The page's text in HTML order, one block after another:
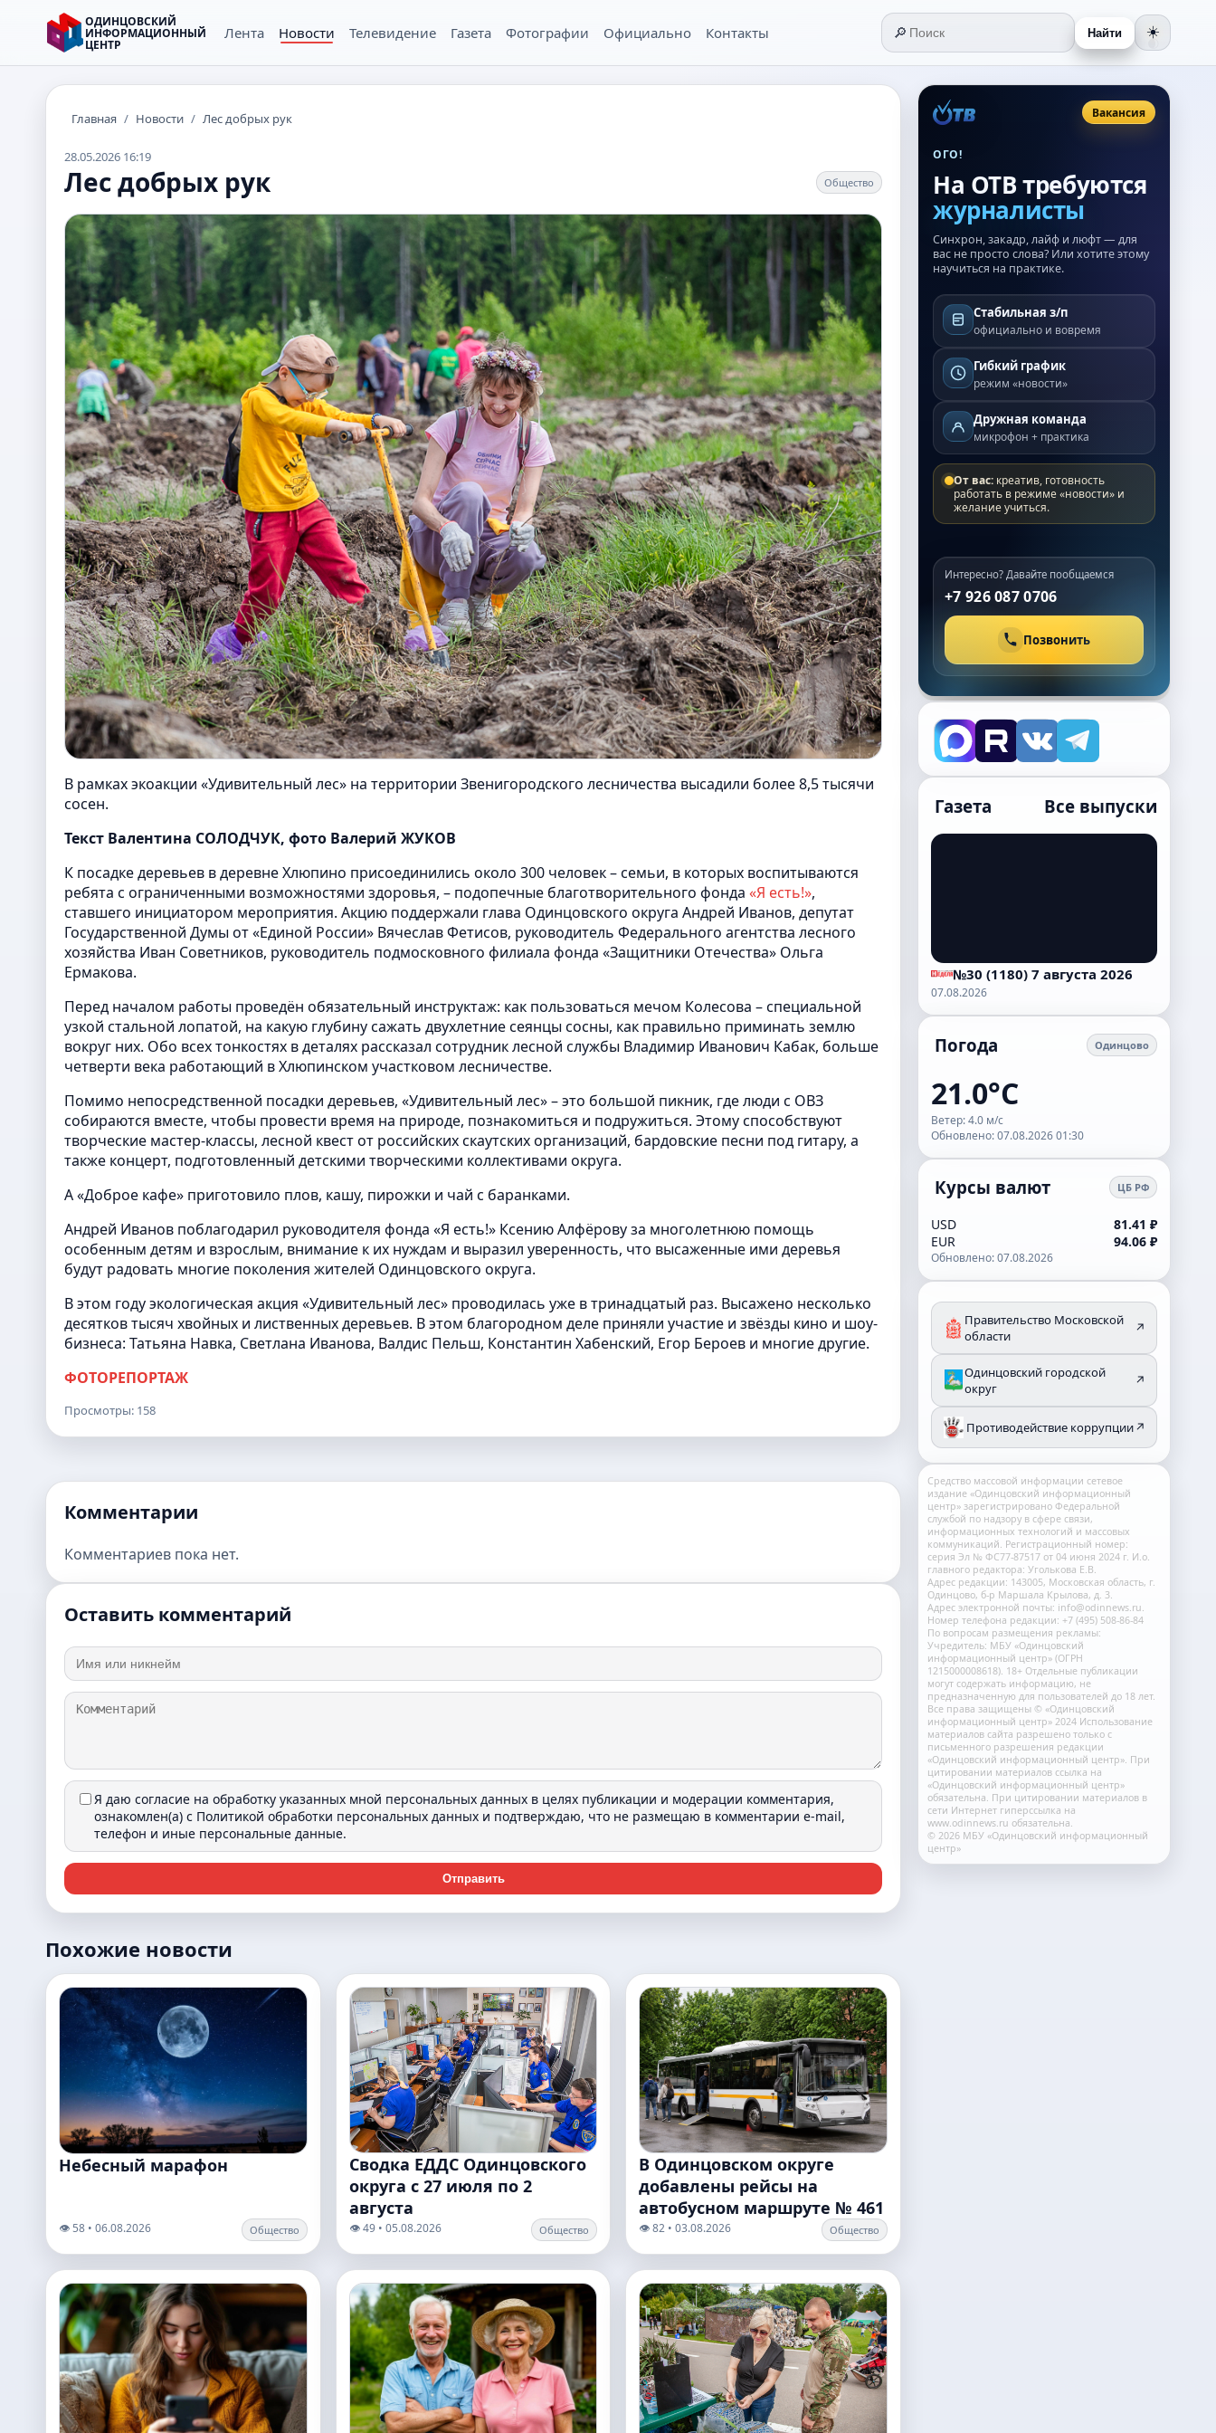
ОДИНЦОВСКИЙ
ИНФОРМАЦИОННЫЙ
ЦЕНТР
Лента Новости Телевидение Газета Фотографии Официально Контакты 🔎 Найти ☀️
Главная / Новости / Лес добрых рук
28.05.2026 16:19
Лес добрых рук Общество
В рамках экоакции «Удивительный лес» на территории Звенигородского лесничества высадили более 8,5 тысячи
сосен.
Текст Валентина СОЛОДЧУК, фото Валерий ЖУКОВ
К посадке деревьев в деревне Хлюпино присоединились около 300 человек – семьи, в которых воспитываются
ребята с ограниченными возможностями здоровья, – подопечные благотворительного фонда «Я есть!»,
ставшего инициатором мероприятия. Акцию поддержали глава Одинцовского округа Андрей Иванов, депутат
Государственной Думы от «Единой России» Вячеслав Фетисов, руководитель Федерального агентства лесного
хозяйства Иван Советников, руководитель подмосковного филиала фонда «Защитники Отечества» Ольга
Ермакова.
Перед началом работы проведён обязательный инструктаж: как пользоваться мечом Колесова – специальной
узкой стальной лопатой, на какую глубину сажать двухлетние сеянцы сосны, как правильно приминать землю
вокруг них. Обо всех тонкостях в деталях рассказал сотрудник лесной службы Владимир Иванович Кабак, больше
четверти века работающий в Хлюпинском участковом лесничестве.
Помимо непосредственной посадки деревьев, «Удивительный лес» – это большой пикник, где люди с ОВЗ
собираются вместе, чтобы провести время на природе, познакомиться и подружиться. Этому способствуют
творческие мастер-классы, лесной квест от российских скаутских организаций, бардовские песни под гитару, а
также концерт, подготовленный детскими творческими коллективами округа.
А «Доброе кафе» приготовило плов, кашу, пирожки и чай с баранками.
Андрей Иванов поблагодарил руководителя фонда «Я есть!» Ксению Алфёрову за многолетнюю помощь
особенным детям и взрослым, внимание к их нуждам и выразил уверенность, что высаженные ими деревья
будут радовать многие поколения жителей Одинцовского округа.
В этом году экологическая акция «Удивительный лес» проводилась уже в тринадцатый раз. Высажено несколько
десятков тысяч хвойных и лиственных деревьев. В этом благородном деле приняли участие и звёзды кино и шоу-
бизнеса: Татьяна Навка, Светлана Иванова, Валдис Пельш, Константин Хабенский, Егор Бероев и многие другие.
ФОТОРЕПОРТАЖ
Просмотры: 158
Комментарии
Комментариев пока нет.
Оставить комментарий
Я даю согласие на обработку указанных мной персональных данных в целях публикации и модерации комментария,
ознакомлен(а) с Политикой обработки персональных данных и подтверждаю, что не размещаю в комментарии e-mail,
телефон и иные персональные данные.
Отправить
Похожие новости
Небесный марафон
👁️ 58 • 06.08.2026 Общество
Сводка ЕДДС Одинцовского
округа с 27 июля по 2
августа
👁️ 49 • 05.08.2026 Общество
В Одинцовском округе
добавлены рейсы на
автобусном маршруте № 461
👁️ 82 • 03.08.2026 Общество
Вакансия
ОГО!
На ОТВ требуются
журналисты
Синхрон, закадр, лайф и люфт — для
вас не просто слова? Или хотите этому
научиться на практике.
Стабильная з/п
официально и вовремя
Гибкий график
режим «новости»
Дружная команда
микрофон + практика
От вас: креатив, готовность
работать в режиме «новости» и
желание учиться.
Интересно? Давайте пообщаемся
+7 926 087 0706
Позвонить
Газета Все выпуски
№30 (1180) 7 августа 2026
07.08.2026
Погода Одинцово
21.0°C
Ветер: 4.0 м/с
Обновлено: 07.08.2026 01:30
Курсы валют ЦБ РФ
USD
81.41 ₽
EUR
94.06 ₽
Обновлено: 07.08.2026
Правительство Московской
области
↗
Одинцовский городской
округ
↗
Противодействие коррупции↗
Средство массовой информации сетевое
издание «Одинцовский информационный
центр» зарегистрировано Федеральной
службой по надзору в сфере связи,
информационных технологий и массовых
коммуникаций. Регистрационный номер:
серия Эл № ФС77-87517 от 04 июня 2024 г. И.о.
главного редактора: Уголькова Е.В.
Адрес редакции: 143005, Московская область, г.
Одинцово, б-р Маршала Крылова, д. 3.
Адрес электронной почты: info@odinnews.ru.
Номер телефона редакции: +7 (495) 508-86-84
По вопросам размещения рекламы:
Учредитель: МБУ «Одинцовский
информационный центр» (ОГРН
1215000008618). 18+ Отдельные публикации
могут содержать информацию, не
предназначенную для пользователей до 18 лет.
Все права защищены © «Одинцовский
информационный центр» 2024 Использование
материалов сайта разрешено только с
письменного разрешения редакции
«Одинцовский информационный центр». При
цитировании материалов ссылка на
«Одинцовский информационный центр»
обязательна. При цитировании материалов в
сети Интернет гиперссылка на
www.odinnews.ru обязательна.
© 2026 МБУ «Одинцовский информационный
центр»